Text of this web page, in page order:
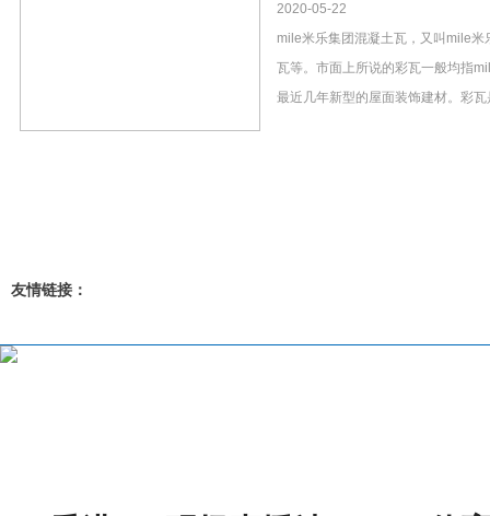
2020-05-22
mile米乐集团混凝土瓦，又叫mile米
瓦等。市面上所说的彩瓦一般均指
最近几年新型的屋面装饰建材。彩
友情链接：